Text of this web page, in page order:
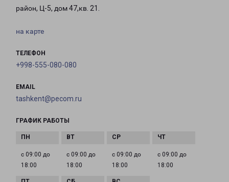
район, Ц-5, дом 47,кв. 21.
на карте
ТЕЛЕФОН
+998-555-080-080
EMAIL
tashkent@pecom.ru
ГРАФИК РАБОТЫ
с 09:00 до
18:00
с 09:00 до
18:00
с 09:00 до
18:00
с 09:00 до
18:00